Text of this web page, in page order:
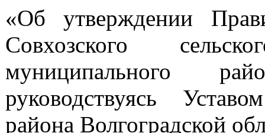
«Об утверждении
Совхозского
муниципального
руководствуясь
района Волгоградской